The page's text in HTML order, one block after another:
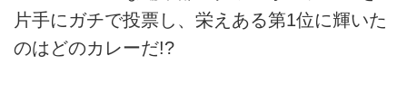
片手にガチで投票し、栄えある第1位に輝いた
のはどのカレーだ!?